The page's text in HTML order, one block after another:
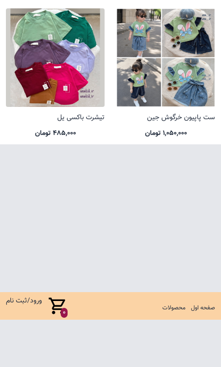
صفحه اول محصولات 0
ورود/ثبت نام
ست پاپیون خرگوش جین
1,050,000 تومان
تیشرت باکسی یل
485,000 تومان